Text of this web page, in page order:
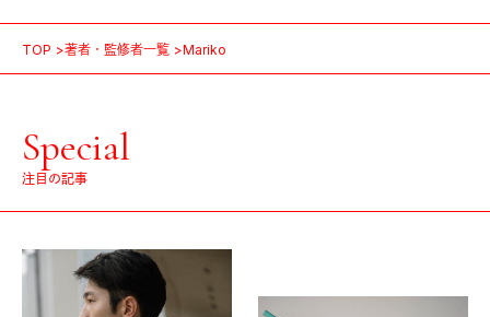
TOP 著者・監修者一覧 Mariko
Special
注目の記事